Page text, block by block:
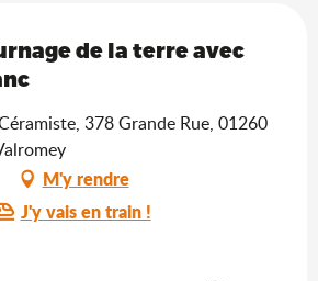
de la terre avec
378 Grande Rue, 01260
M'y rendre
J'y vais en train !